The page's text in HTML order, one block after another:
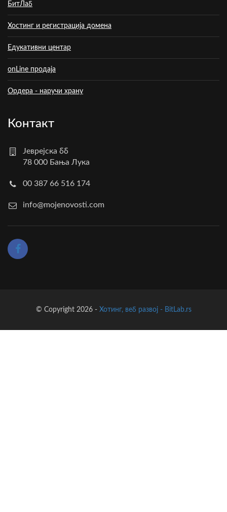
БитЛаб
Хостинг и регистрација домена
Едукативни центар
onLine продаја
Ордера - наручи храну
Контакт
Јеврејска бб
78 000 Бања Лука
00 387 66 516 174
info@mojenovosti.com
© Copyright 2026 - Хотинг, веб развој - BitLab.rs